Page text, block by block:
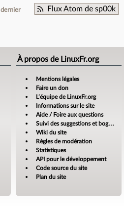
Flux Atom de sp00k
dernier
À propos de LinuxFr.org
Mentions légales
Faire un don
L’équipe de LinuxFr.org
Informations sur le site
Aide / Foire aux questions
Suivi des suggestions et bogues
Wiki du site
Règles de modération
Statistiques
API pour le développement
Code source du site
Plan du site